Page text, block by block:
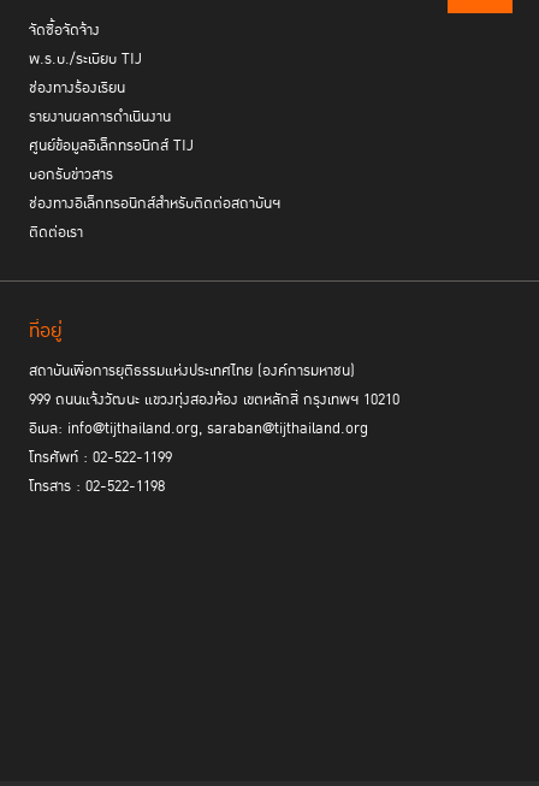
จัดซื้อจัดจ้าง
พ.ร.บ./ระเบียบ TIJ
ช่องทางร้องเรียน
รายงานผลการดำเนินงาน
ศูนย์ข้อมูลอิเล็กทรอนิกส์ TIJ
บอกรับข่าวสาร
ช่องทางอิเล็กทรอนิกส์สำหรับติดต่อสถาบันฯ
ติดต่อเรา
ที่อยู่
สถาบันเพื่อการยุติธรรมแห่งประเทศไทย (องค์การมหาชน)
999 ถนนแจ้งวัฒนะ แขวงทุ่งสองห้อง เขตหลักสี่ กรุงเทพฯ 10210
อีเมล: info@tijthailand.org, saraban@tijthailand.org
โทรศัพท์ : 02-522-1199
โทรสาร : 02-522-1198